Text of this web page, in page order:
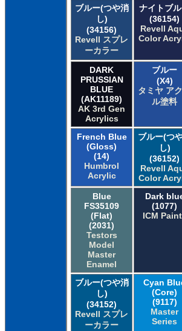
ブルー(つや消
し)
(34156)
Revell スプレ
ーカラー
ナイトブ
(36154)
Revell
Color
DARK
PRUSSIAN
BLUE
(AK11189)
AK 3rd Gen
Acrylics
ブルー
(X4)
タミヤ ア
ル塗料
French Blue
(Gloss)
(14)
Humbrol
Acrylic
ブルー(つ
し)
(36152)
Revell
Color
Blue
FS35109
(Flat)
(2031)
Testors
Model
Master
Enamel
Dark
(1077)
ICM
ブルー(つや消
し)
(34152)
Revell スプレ
ーカラー
Cyan
(Core)
(9117)
Master
Series